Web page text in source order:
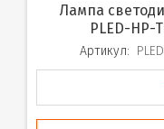
Лампа светодиодная высокой мощности
PLED-HP-
Артикул: